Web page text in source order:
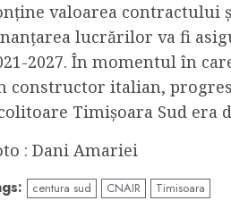
valoarea contractului
lucrărilor va fi
2027. În momentul în
constructor italian,
Timișoara Sud era
: Dani Amariei
centura sud CNAIR Timisoara